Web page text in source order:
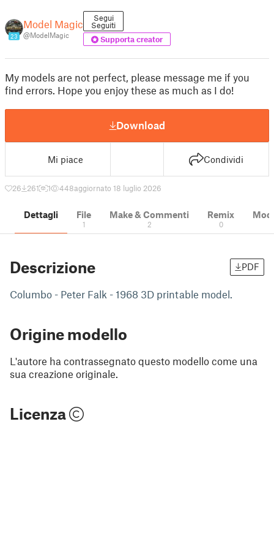
23
Model Magic
@ModelMagic
Segui
Seguiti
Supporta creator
My models are not perfect, please message me if you
find errors. Hope you enjoy these as much as I do!
Download
Mi piace Condividi
26 261 1 448aggiornato 18 luglio 2026
Dettagli File
1
Make & Commenti
2
Remix
0
Descrizione PDF
Columbo - Peter Falk - 1968 3D printable model.
Origine modello
L'autore ha contrassegnato questo modello come una
sua creazione originale.
Licenza